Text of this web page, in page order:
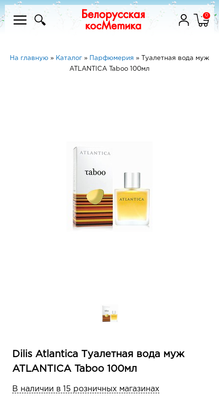
0
На главную » Каталог » Парфюмерия »
Туалетная вода муж
ATLANTICA Taboo 100мл
Dilis Atlantica Туалетная вода муж
ATLANTICA Taboo 100мл
В наличии в 15 розничных магазинах